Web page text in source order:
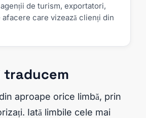
de turism, exportatori,
care vizează clienți din
traducem
aproape orice limbă, prin
Iată limbile cele mai